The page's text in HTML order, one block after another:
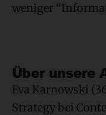
weniger
Über unsere
Eva Karnowski
Strategy bei